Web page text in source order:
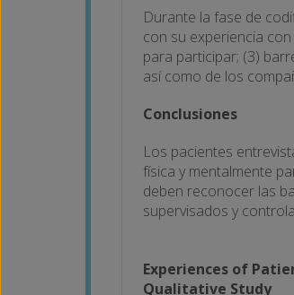
Durante la fase de
con su experiencia
para participar; (3)
así como de los
Conclusiones
Los pacientes
física y mentalmente
deben reconocer las
supervisados y
Experiences of
Qualitative Study